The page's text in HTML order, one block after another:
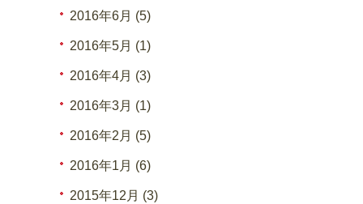
2016年6月 (5)
2016年5月 (1)
2016年4月 (3)
2016年3月 (1)
2016年2月 (5)
2016年1月 (6)
2015年12月 (3)